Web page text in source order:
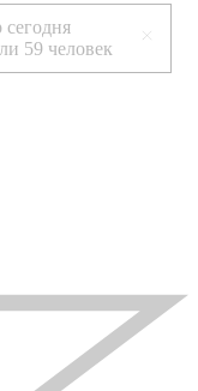
сегодня
59 человек